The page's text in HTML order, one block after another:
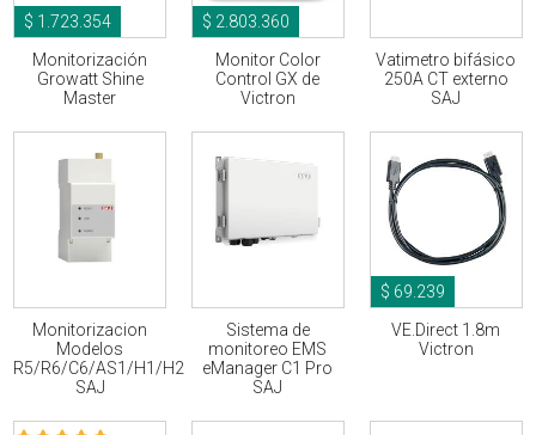
$ 1.723.354
Monitorización
Growatt Shine
Master
$ 2.803.360
Monitor Color
Control GX de
Victron
Vatimetro bifásico
250A CT externo
SAJ
Monitorizacion
Modelos
R5/R6/C6/AS1/H1/H2
SAJ
Sistema de
monitoreo EMS
eManager C1 Pro
SAJ
$ 69.239
VE.Direct 1.8m
Victron